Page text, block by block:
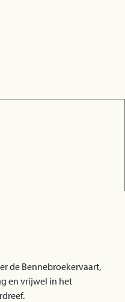
de Bennebroekervaart,
en vrijwel in het